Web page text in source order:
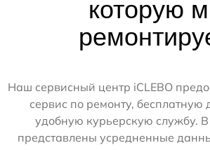
которую
Наш сервисный центр iCLEBO
сервис по ремонту, бесплатную
удобную курьерскую службу. В
представлены усредненные